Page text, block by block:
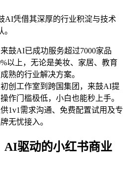
AI凭借其深厚的行业积淀与技术
鼓AI已成功服务超过7000家品
以上，无论是美妆、家居、教育
熟的行业解决方案。
创工作室到跨国集团，来鼓AI提
作门槛极低，小白也能秒上手。
1v1需求沟通、免费配置试用及专
无忧接入。
AI驱动的小红书商业